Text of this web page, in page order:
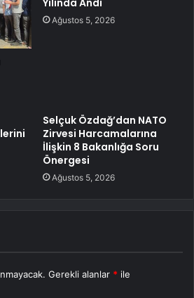
Ağustos 5, 2026
Selçuk Özdağ’dan NATO
Zirvesi Harcamalarına
İlişkin 8 Bakanlığa Soru
Önergesi
Ağustos 5, 2026
Gerekli alanlar * ile